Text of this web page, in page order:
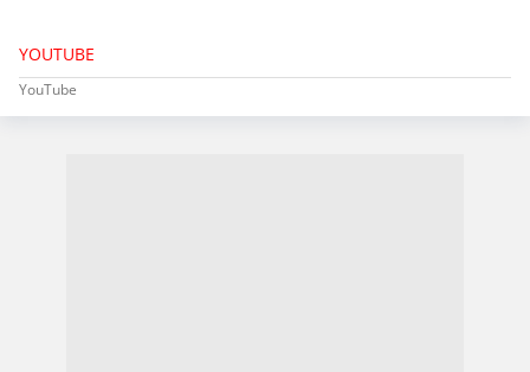
YOUTUBE
YouTube